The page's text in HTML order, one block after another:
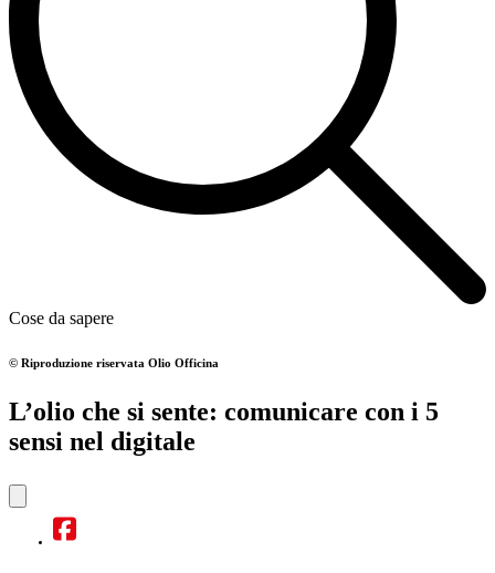
Cose da sapere
© Riproduzione riservata Olio Officina
L’olio che si sente: comunicare con i 5
sensi nel digitale